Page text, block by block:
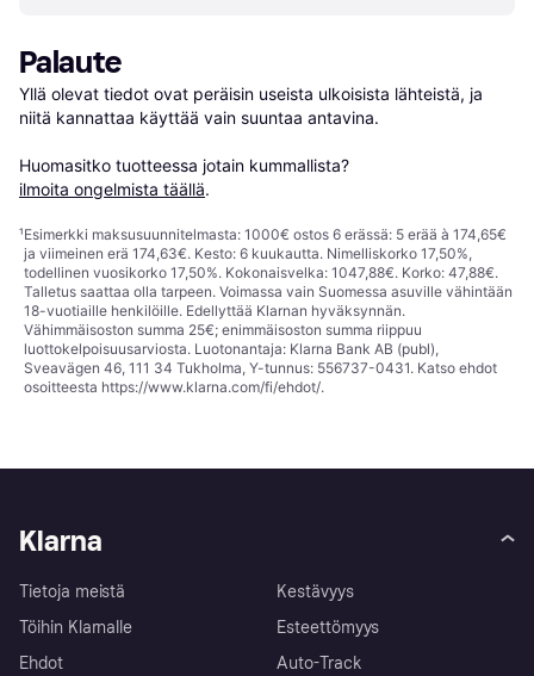
Palaute
Yllä olevat tiedot ovat peräisin useista ulkoisista lähteistä, ja
niitä kannattaa käyttää vain suuntaa antavina.
Huomasitko tuotteessa jotain kummallista?
ilmoita ongelmista täällä.
¹Esimerkki maksusuunnitelmasta: 1000€ ostos 6 erässä: 5 erää à 174,65€
ja viimeinen erä 174,63€. Kesto: 6 kuukautta. Nimelliskorko 17,50%,
todellinen vuosikorko 17,50%. Kokonaisvelka: 1047,88€. Korko: 47,88€.
Talletus saattaa olla tarpeen. Voimassa vain Suomessa asuville vähintään
18-vuotiaille henkilöille. Edellyttää Klarnan hyväksynnän.
Vähimmäisoston summa 25€; enimmäisoston summa riippuu
luottokelpoisuusarviosta. Luotonantaja: Klarna Bank AB (publ),
Sveavägen 46, 111 34 Tukholma, Y-tunnus: 556737-0431. Katso ehdot
osoitteesta https://www.klarna.com/fi/ehdot/.
Klarna
Tietoja meistä
Töihin Klarnalle
Ehdot
Kestävyys
Esteettömyys
Auto-Track